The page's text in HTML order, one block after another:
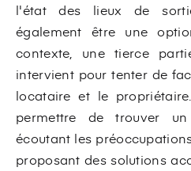
l'état des lieux de
également être une
contexte, une tierce
intervient pour tenter de
locataire et le
permettre de trouver
écoutant les
proposant des solutions